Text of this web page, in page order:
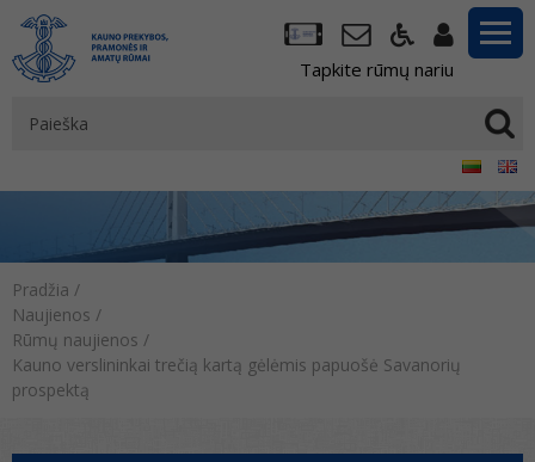
Tapkite rūmų nariu
Pradžia /
Naujienos /
Rūmų naujienos /
Kauno verslininkai trečią kartą gėlėmis papuošė Savanorių
prospektą